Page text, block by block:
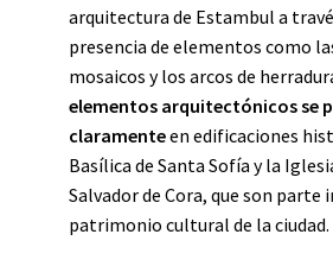
arquitectura de Estambul a
presencia de elementos como
mosaicos y los arcos de
elementos arquitectónicosse
claramenteen edificaciones
Basílica de Santa Sofía y la
Salvador de Cora, que son
patrimonio cultural de la ciudad.